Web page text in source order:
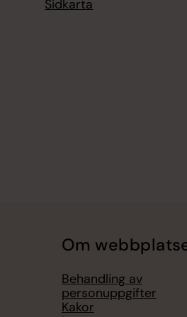
Sidkarta
Om
Behandling av
personuppgifter
Kakor